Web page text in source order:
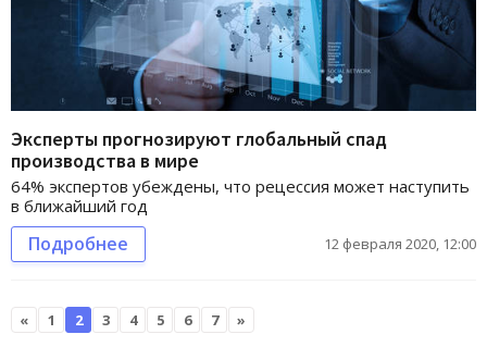
Эксперты прогнозируют глобальный спад
производства в мире
64% экспертов убеждены, что рецессия может наступить
в ближайший год
Подробнее 12 февраля 2020, 12:00
« 1 2 3 4 5 6 7 »